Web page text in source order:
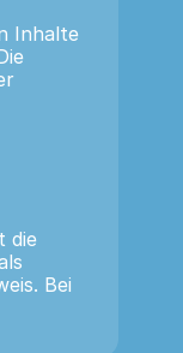
Inhalte
die
Bei